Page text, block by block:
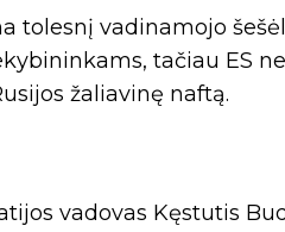
tolesnį vadinamojo
tačiau ES
žaliavinę naftą.
vadovas Kęstutis